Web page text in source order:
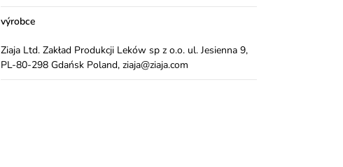
výrobce
Ziaja Ltd. Zakład Produkcji Leków sp z o.o. ul. Jesienna 9,
PL-80-298 Gdańsk Poland, ziaja@ziaja.com